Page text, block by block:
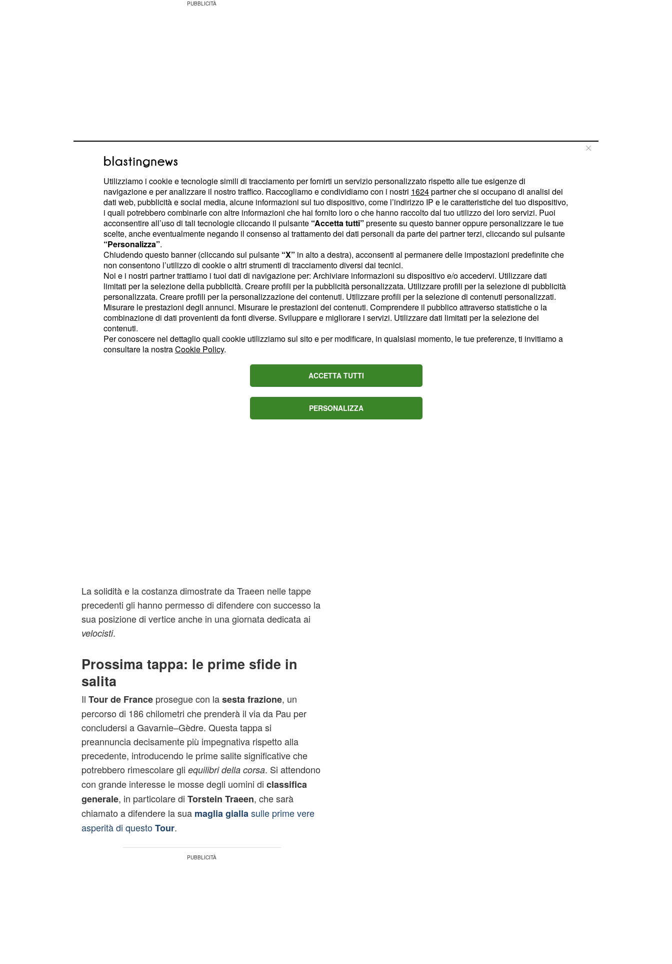
lavoro della sua squadra, che lo ha guidato con precisione
fino al traguardo di Pau, garantendogli una posizione ideale
per lanciare l'attacco decisivo. Il successo rappresenta un
risultato significativo per il team Decathlon, che vede
ripagati gli sforzi profusi per mettere il proprio corridore nelle
migliori condizioni.
Traeen saldamente in maglia gialla
Nonostante l'intensa bagarre finale per la vittoria di tappa, la
classifica generalenon ha subito scossoni di rilievo. Il
norvegeseTorstein Traeenmantiene saldamente lamaglia
gialladileader delTour de France. Il suo vantaggio rimane
invariato: 28 secondi sullo statunitense Sean Quinn della EF
La solidità e la costanza dimostrate da Traeen nelle tappe
precedenti gli hanno permesso di difendere con successo la
sua posizione di vertice anche in una giornata dedicata ai
velocisti.
Prossima tappa: le prime sfide in
salita
Il Tour de Franceprosegue con lasesta frazione, un
percorso di 186 chilometri che prenderà il via da Pau per
concludersi a Gavarnie–Gèdre. Questa tappa si
preannuncia decisamente più impegnativa rispetto alla
precedente, introducendo le prime salite significative che
potrebbero rimescolare gli equilibri della corsa. Si attendono
con grande interesse le mosse degli uomini di classifica
generale, in particolare di Torstein Traeen, che sarà
chiamato a difendere la sua maglia gialla sulle prime vere
asperità di questoTour.
Utilizziamo i cookie e tecnologie simili di tracciamento per fornirti un servizio personalizzato rispetto alle tue esigenze di
navigazione e per analizzare il nostro traffico. Raccogliamo e condividiamo con i nostri 1624partner che si occupano di analisi dei
dati web, pubblicità e social media, alcune informazioni sul tuo dispositivo, come l’indirizzo IP e le caratteristiche del tuo dispositivo,
i quali potrebbero combinarle con altre informazioni che hai fornito loro o che hanno raccolto dal tuo utilizzo dei loro servizi. Puoi
acconsentire all’uso di tali tecnologie cliccando il pulsante “Accetta tutti” presente su questo banner oppure personalizzare le tue
scelte, anche eventualmente negando il consenso al trattamento dei dati personali da parte dei partner terzi, cliccando sul pulsante
“Personalizza”.
Chiudendo questo banner (cliccando sul pulsante “X” in alto a destra), acconsenti al permanere delle impostazioni predefinite che
non consentono l’utilizzo di cookie o altri strumenti di tracciamento diversi dai tecnici.
Noi e i nostri partner trattiamo i tuoi dati di navigazione per: Archiviare informazioni su dispositivo e/o accedervi. Utilizzare dati
limitati per la selezione della pubblicità. Creare profili per la pubblicità personalizzata. Utilizzare profili per la selezione di pubblicità
personalizzata. Creare profili per la personalizzazione dei contenuti. Utilizzare profili per la selezione di contenuti personalizzati.
Misurare le prestazioni degli annunci. Misurare le prestazioni dei contenuti. Comprendere il pubblico attraverso statistiche o la
combinazione di dati provenienti da fonti diverse. Sviluppare e migliorare i servizi. Utilizzare dati limitati per la selezione dei
contenuti.
Per conoscere nel dettaglio quali cookie utilizziamo sul sito e per modificare, in qualsiasi momento, le tue preferenze, ti invitiamo a
consultare la nostraCookie Policy.
ACCETTA TUTTI
PERSONALIZZA